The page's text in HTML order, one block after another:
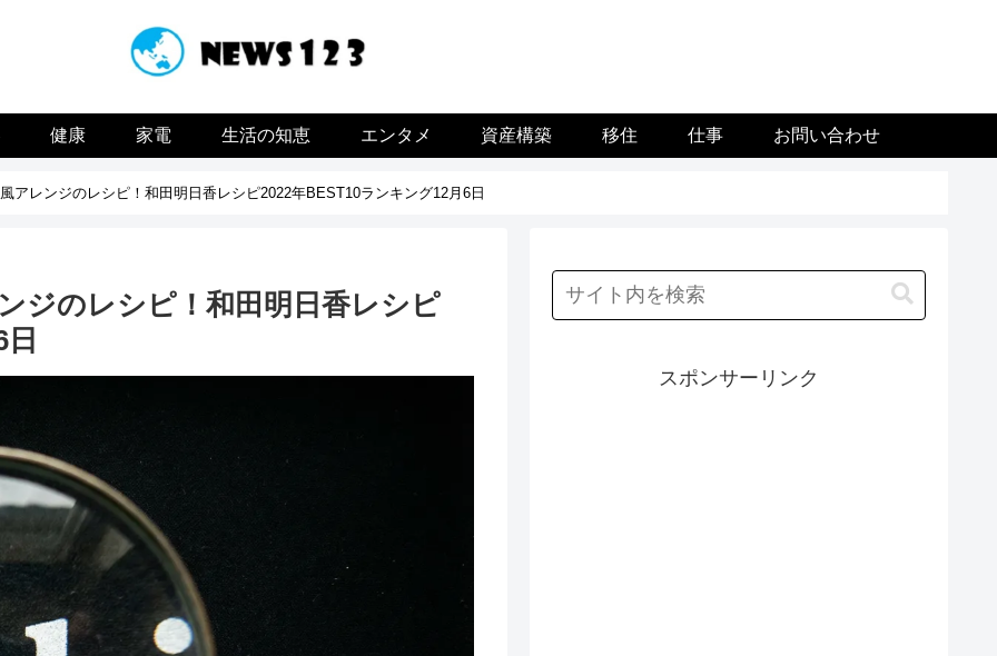
健康 家電 生活の知恵 エンタメ 資産構築 移住 仕事 お問い合わせ
アレンジのレシピ！和田明日香レシピ2022年BEST10ランキング12月6日
ジのレシピ！和田明日香レシピ
スポンサーリンク